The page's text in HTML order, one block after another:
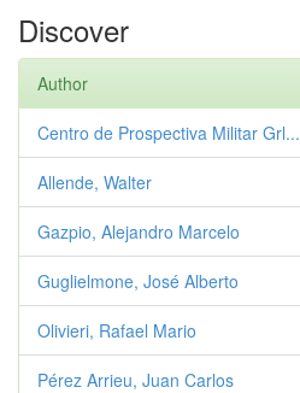
Discover
Author
Centro de Prospectiva Militar Grl...
Allende, Walter
Gazpio, Alejandro Marcelo
Guglielmone, José Alberto
Olivieri, Rafael Mario
Pérez Arrieu, Juan Carlos